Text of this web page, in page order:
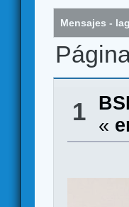
Mensajes -
1
«